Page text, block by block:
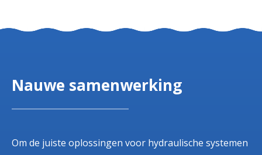
Nauwe samenwerking
Om de juiste oplossingen voor hydraulische systemen